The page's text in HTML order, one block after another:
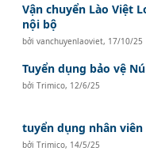
Vận chuyển Lào Việt
nội bộ
bởivanchuyenlaoviet, 17/10/25
Tuyển dụng bảo vệ
bởiTrimico, 12/6/25
tuyển dụng nhân
bởiTrimico, 14/5/25